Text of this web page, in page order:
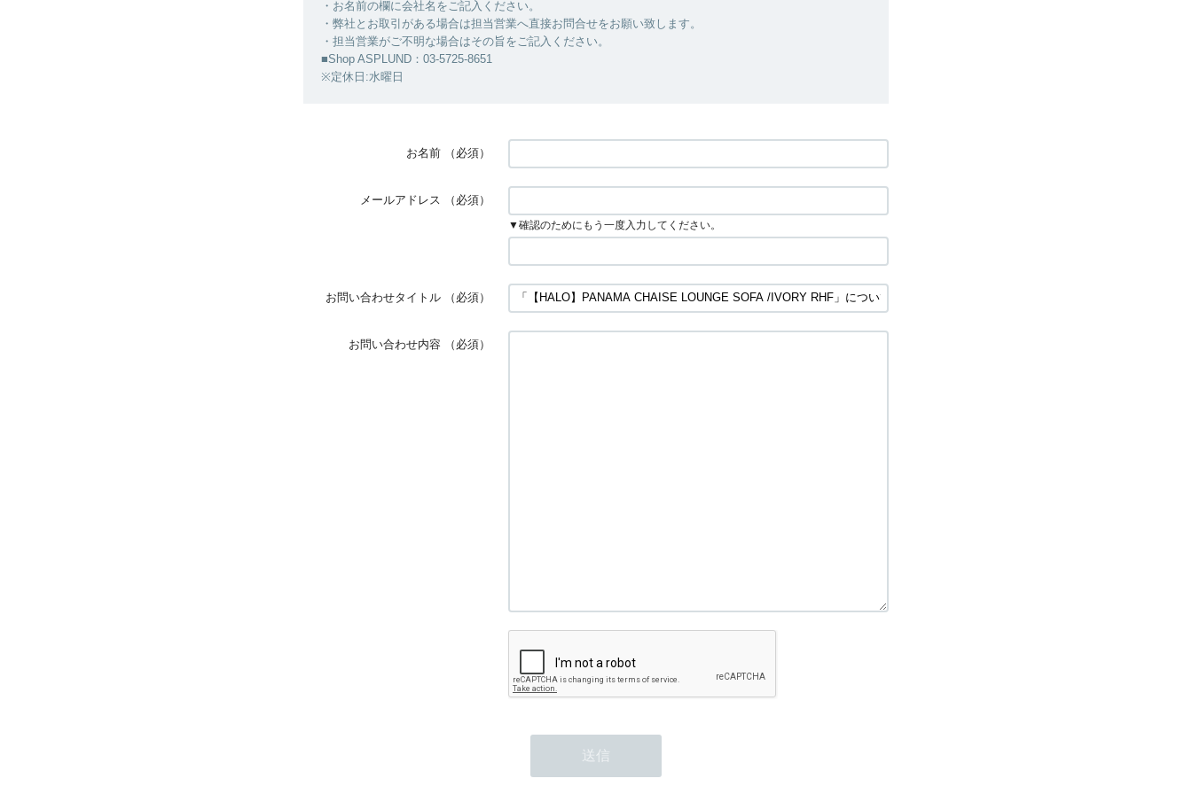
・お名前の欄に会社名をご記入ください。
・弊社とお取引がある場合は担当営業へ直接お問合せをお願い致します。
・担当営業がご不明な場合はその旨をご記入ください。
■Shop ASPLUND：03-5725-8651
※定休日:水曜日
お名前 （必須）
メールアドレス （必須）
▼確認のためにもう一度入力してください。
お問い合わせタイトル （必須）
お問い合わせ内容 （必須）